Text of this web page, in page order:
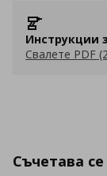
Инструкции
Свалете PDF
Съчетава